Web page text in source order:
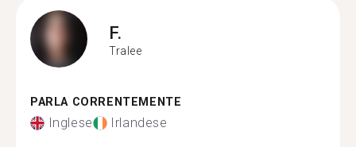
F.
Tralee
PARLA CORRENTEMENTE
Inglese Irlandese